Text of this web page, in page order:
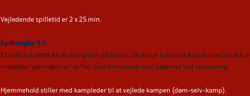
Vejledende spilletid er 2 x 25 min.
Spilleregler 5:5
Et hold må sætte én ekstra spiller på banen, så længe holdet er bagud med tre mål
indsættes yderligere en spiller, som tilsvarende skal tages ud ved reducering.
Hjemmehold stiller med kampleder til at vejlede kampen (døm-selv-kamp).